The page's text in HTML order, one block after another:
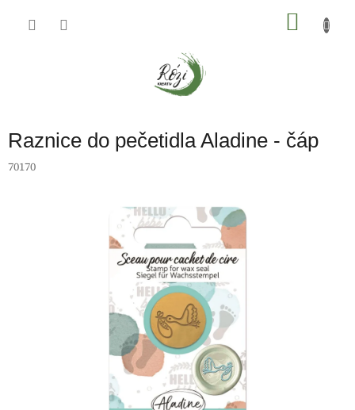
Raznice do pečetidla Aladine - čáp
70170